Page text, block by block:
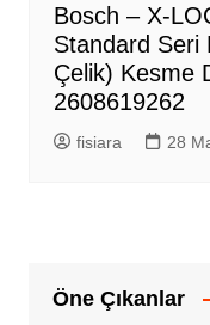
Bosch – X-
Standard Seri
Çelik) Kesme
2608619262
fisiara 28
Öne Çıkanlar